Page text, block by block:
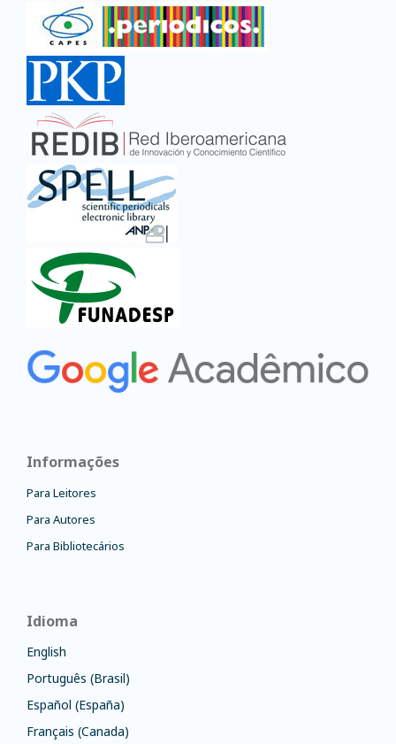
Informações
Para Leitores
Para Autores
Para Bibliotecários
Idioma
English
Português (Brasil)
Español (España)
Français (Canada)